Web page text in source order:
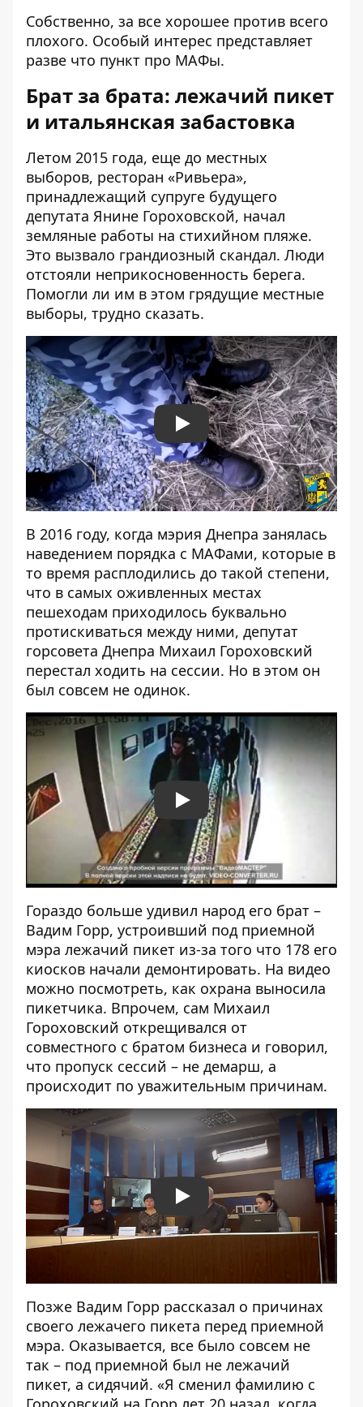
Собственно, за все хорошее против всего
плохого. Особый интерес представляет
разве что пункт про МАФы.
Брат за брата: лежачий пикет
и итальянская забастовка
Летом 2015 года, еще до местных
выборов, ресторан «Ривьера»,
принадлежащий супруге будущего
депутата Янине Гороховской, начал
земляные работы на стихийном пляже.
Это вызвало грандиозный скандал. Люди
отстояли неприкосновенность берега.
Помогли ли им в этом грядущие местные
выборы, трудно сказать.
Play
В 2016 году, когда мэрия Днепра занялась
наведением порядка с МАФами, которые в
то время расплодились до такой степени,
что в самых оживленных местах
пешеходам приходилось буквально
протискиваться между ними, депутат
горсовета Днепра Михаил Гороховский
перестал ходить на сессии. Но в этом он
был совсем не одинок.
Play
Гораздо больше удивил народ его брат –
Вадим Горр, устроивший под приемной
мэра лежачий пикет из-за того что 178 его
киосков начали демонтировать. На видео
можно посмотреть, как охрана выносила
пикетчика. Впрочем, сам Михаил
Гороховский открещивался от
совместного с братом бизнеса и говорил,
что пропуск сессий – не демарш, а
происходит по уважительным причинам.
Play
Позже Вадим Горр рассказал о причинах
своего лежачего пикета перед приемной
мэра. Оказывается, все было совсем не
так – под приемной был не лежачий
пикет, а сидячий. «Я сменил фамилию с